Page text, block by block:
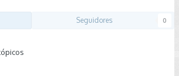
Seguidores 0